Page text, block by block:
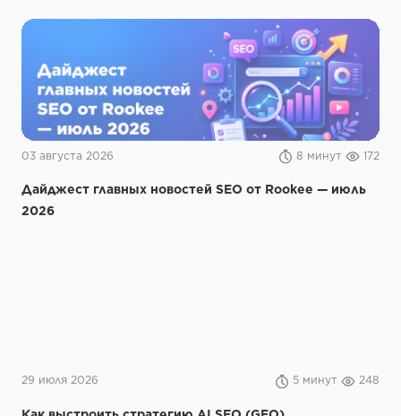
03 августа 2026 8 минут 172
Дайджест главных новостей SEO от Rookee — июль
2026
29 июля 2026 5 минут 248